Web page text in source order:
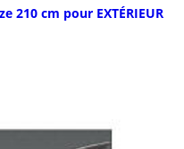
210 cm pour EXTÉRIEUR